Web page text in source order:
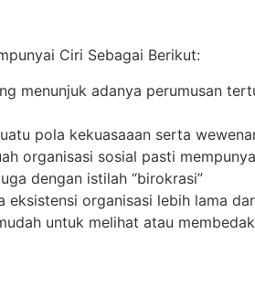
Ciri Sebagai Berikut:
menunjuk adanya perumusan
pola kekuasaaan serta
organisasi sosial pasti
dengan istilah “birokrasi”
eksistensi organisasi lebih lama
untuk melihat atau